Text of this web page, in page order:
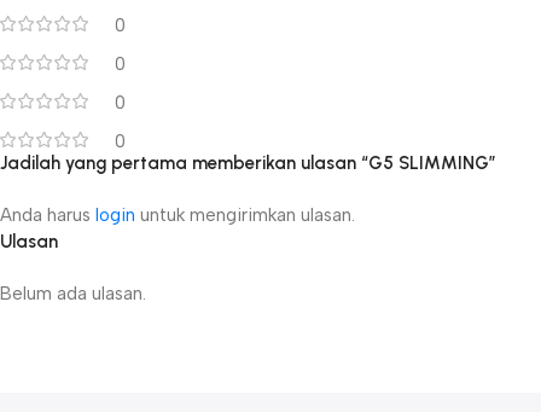
0
0
0
0
Ulasan
Belum ada ulasan.
Jadilah yang pertama memberikan ulasan “G5 SLIMMING”
Anda harus login untuk mengirimkan ulasan.